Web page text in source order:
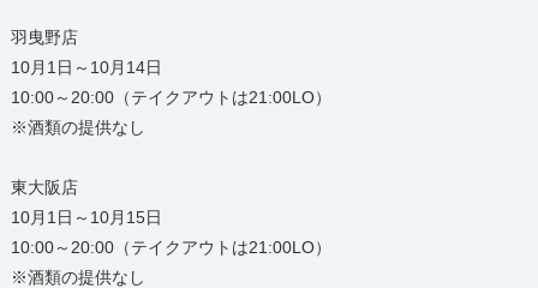
羽曳野店
10月1日～10月14日
10:00～20:00（テイクアウトは21:00LO）
※酒類の提供なし
東大阪店
10月1日～10月15日
10:00～20:00（テイクアウトは21:00LO）
※酒類の提供なし